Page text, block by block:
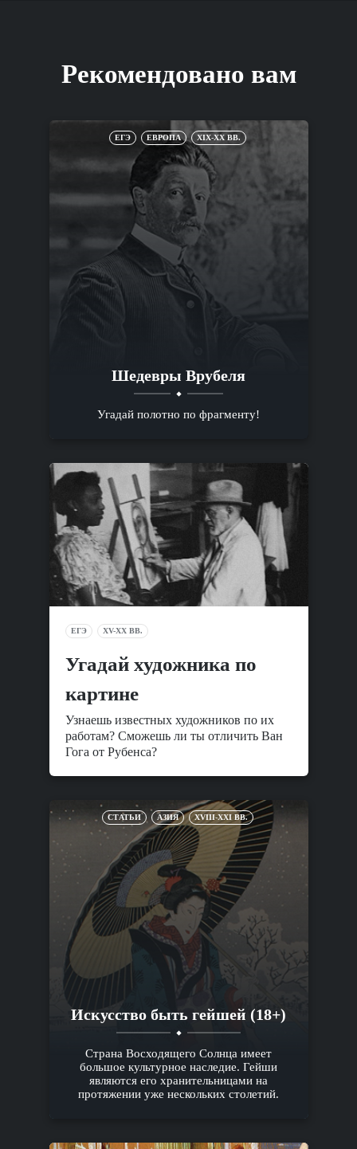
Рекомендовано вам
ЕГЭ ЕВРОПА XIX-XX ВВ.
Шедевры Врубеля
Угадай полотно по фрагменту!
ЕГЭ XV-XX ВВ.
Угадай художника по
картине
Узнаешь известных художников по их
работам? Сможешь ли ты отличить Ван
Гога от Рубенса?
СТАТЬИ АЗИЯ XVIII-XXI ВВ.
Искусство быть гейшей (18+)
Страна Восходящего Солнца имеет
большое культурное наследие. Гейши
являются его хранительницами на
протяжении уже нескольких столетий.